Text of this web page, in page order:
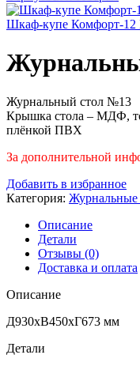
Шкаф-купе Комфорт-
Журнальный стол №13
Крышка стола – МДФ,
плёнкой ПВХ
За дополнительной
Добавить в избранное
Категория: Журнальные
Описание
Детали
Отзывы (0)
Доставка и оплата
Описание
Д930хВ450хГ673 мм
Детали